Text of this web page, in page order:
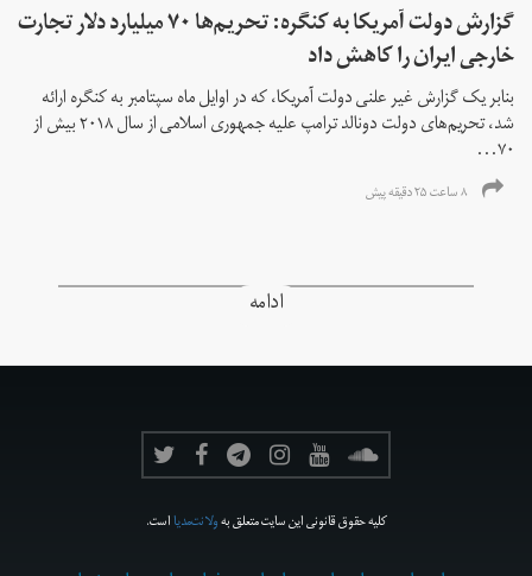
گزارش دولت آمریکا به کنگره: تحریم‌ها ۷۰ میلیارد دلار تجارت
خارجی ایران را کاهش داد
بنابر یک گزارش غیر علنی دولت آمریکا، که در اوایل ماه سپتامبر به کنگره ارائه
شد، تحریم‌های دولت دونالد ترامپ علیه جمهوری اسلامی از سال ۲۰۱۸ بیش از
۷۰...
۸ ساعت ۲۵ دقیقه پیش
ادامه
کلیه حقوق قانونی این سایت متعلق بهولانت‌مدیااست.